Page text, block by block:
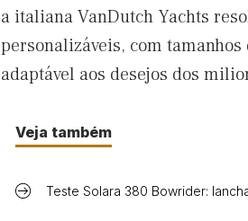
a italiana VanDutch Yachts
personalizáveis, com
adaptável aos desejos dos
Veja também
Teste Solara 380 Bowrider: